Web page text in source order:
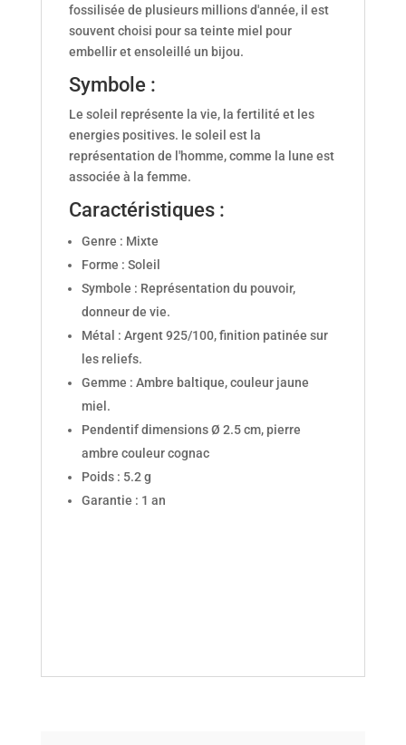
fossilisée de plusieurs millions d'année, il est
souvent choisi pour sa teinte miel pour
embellir et ensoleillé un bijou.
Symbole :
Le soleil représente la vie, la fertilité et les
energies positives. le soleil est la
représentation de l'homme, comme la lune est
associée à la femme.
Caractéristiques :
Genre : Mixte
Forme : Soleil
Symbole : Représentation du pouvoir,
donneur de vie.
Métal : Argent 925/100, finition patinée sur
les reliefs.
Gemme : Ambre baltique, couleur jaune
miel.
Pendentif dimensions Ø 2.5 cm, pierre
ambre couleur cognac
Poids : 5.2 g
Garantie : 1 an